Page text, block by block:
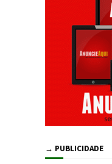
→ PUBLICIDADE